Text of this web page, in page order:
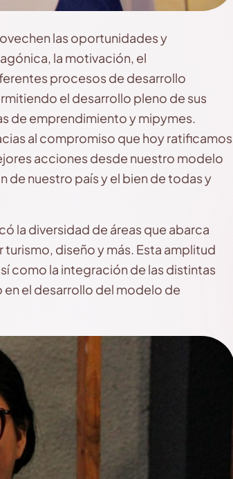
las oportunidades y
la motivación, el
procesos de desarrollo
el desarrollo pleno de sus
de emprendimiento y mipymes.
al compromiso que hoy ratificamos
acciones desde nuestro modelo
de nuestro país y el bien de todas y
la diversidad de áreas que abarca
diseño y más. Esta amplitud
como la integración de las distintas
el desarrollo del modelo de